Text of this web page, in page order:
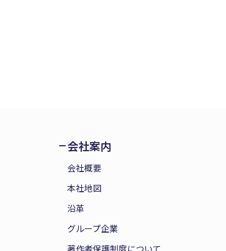
会社案内
会社概要
本社地図
沿革
グループ企業
著作者保護制度について